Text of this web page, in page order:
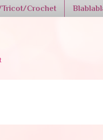
Tricot/Crochet